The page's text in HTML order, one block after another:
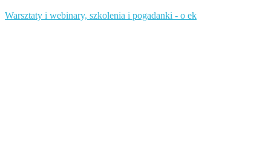
Warsztaty i webinary, szkolenia i pogadanki - o ek